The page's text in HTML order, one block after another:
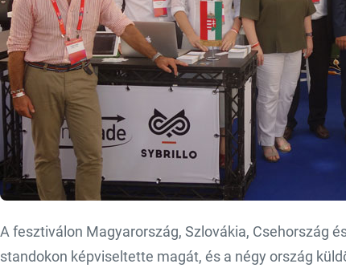
A fesztiválon Magyarország, Szlovákia, Csehország
standokon képviseltette magát, és a négy ország